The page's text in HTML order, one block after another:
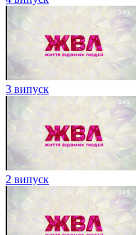
3 випуск
2 випуск